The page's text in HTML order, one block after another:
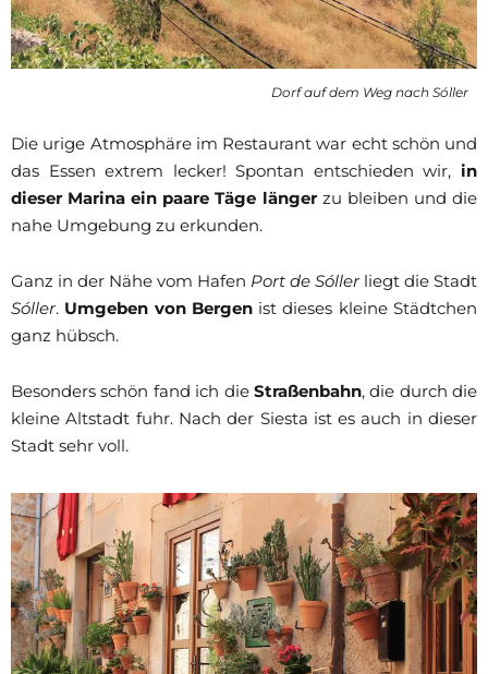
Dorf auf dem Weg nach Sóller
Die urige Atmosphäre im Restaurant war echt schön und
das Essen extrem lecker! Spontan entschieden wir, in
dieser Marina ein paare Täge längerzu bleiben und die
nahe Umgebung zu erkunden.
Ganz in der Nähe vom Hafen Port de Sóllerliegt die Stadt
Sóller. Umgeben von Bergenist dieses kleine Städtchen
ganz hübsch.
Besonders schön fand ich die Straßenbahn, die durch die
kleine Altstadt fuhr. Nach der Siesta ist es auch in dieser
Stadt sehr voll.